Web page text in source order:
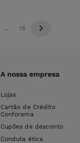
... 15
A nossa empresa
Lojas
Cartão de Crédito
Conforama
Cupões de desconto
Conduta ética